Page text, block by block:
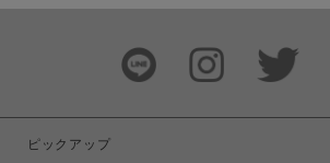
ピックアップ